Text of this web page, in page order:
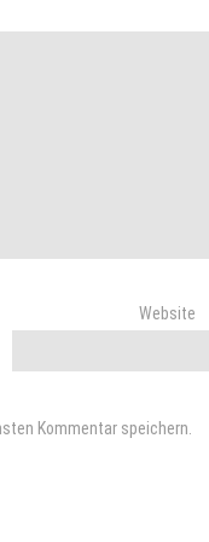
Website
Kommentar speichern.